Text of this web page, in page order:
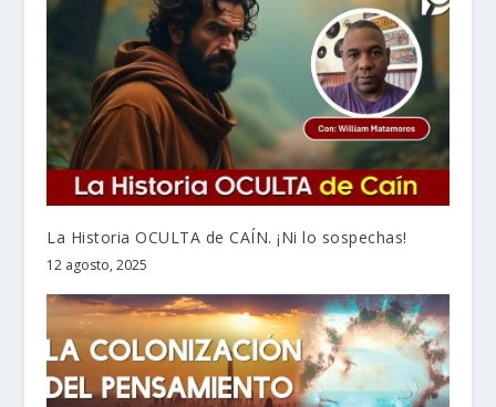
La Historia OCULTA de CAÍN. ¡Ni lo sospechas!
12 agosto, 2025